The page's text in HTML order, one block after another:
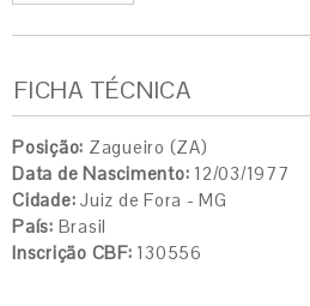
FICHA TÉCNICA
Posição: Zagueiro (ZA)
Data de Nascimento: 12/03/1977
Cidade: Juiz de Fora - MG
País: Brasil
Inscrição CBF: 130556